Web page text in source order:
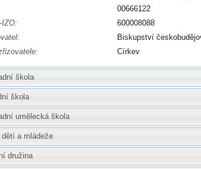
00666122
IZO:
600008088
Biskupství
Církev
škola
škola
umělecká škola
dětí a mládeže
družina